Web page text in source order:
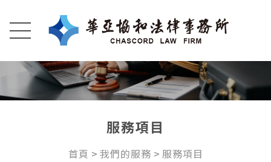
服務項目
首頁 我們的服務 服務項目